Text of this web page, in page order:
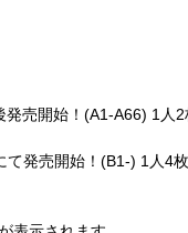
売開始！(A1-A66) 1人2
て発売開始！(B1-) 1人4